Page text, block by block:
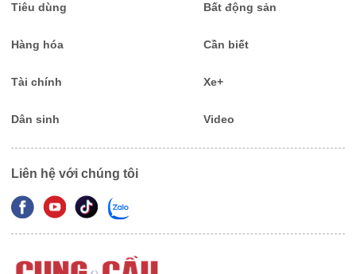
Tiêu dùng Bất động sản
Hàng hóa Cần biết
Tài chính Xe+
Dân sinh Video
Liên hệ với chúng tôi